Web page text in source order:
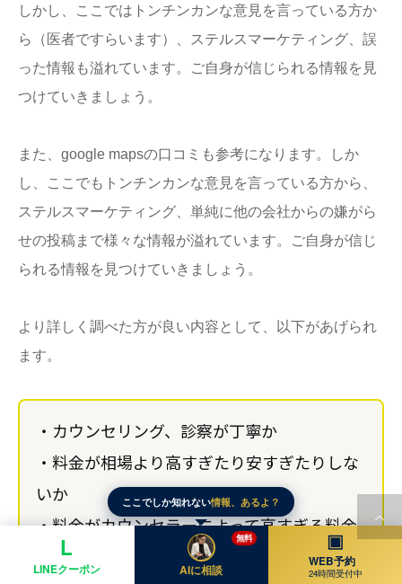
しかし、ここではトンチンカンな意見を言っている方か
ら（医者ですらいます）、ステルスマーケティング、誤
った情報も溢れています。ご自身が信じられる情報を見
つけていきましょう。
また、google mapsの口コミも参考になります。しか
し、ここでもトンチンカンな意見を言っている方から、
ステルスマーケティング、単純に他の会社からの嫌がら
せの投稿まで様々な情報が溢れています。ご自身が信じ
られる情報を見つけていきましょう。
より詳しく調べた方が良い内容として、以下があげられ
ます。
・カウンセリング、診察が丁寧か
・料金が相場より高すぎたり安すぎたりしな
いか
・料金がカウンセラーによって高すぎる料金
になっていないか
ここでしか知れない情報、あるよ？
L
LINEクーポン AIに相談
無料 ▣
WEB予約
24時間受付中